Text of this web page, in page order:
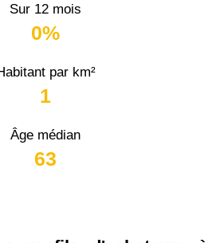
Sur 12 mois
0%
par km²
1
Âge médian
63